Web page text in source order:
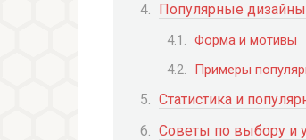
Популярные
Форма и мотивы
Примеры
Статистика и
Советы по выбору и